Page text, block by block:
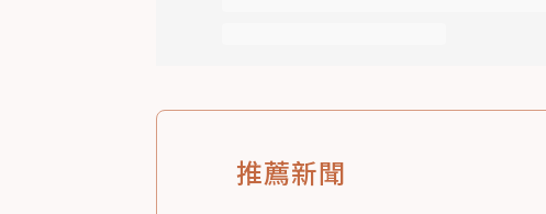
推薦新聞